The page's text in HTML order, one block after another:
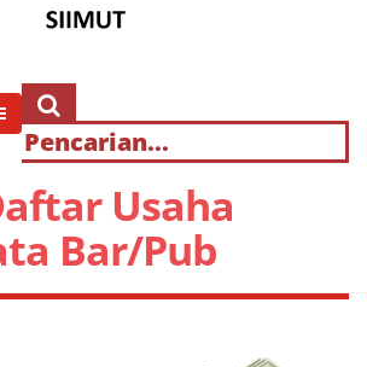
Usaha
Bar/Pub